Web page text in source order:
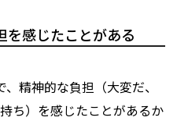
を感じたことがある
精神的な負担（大変だ、
ち）を感じたことがあるか